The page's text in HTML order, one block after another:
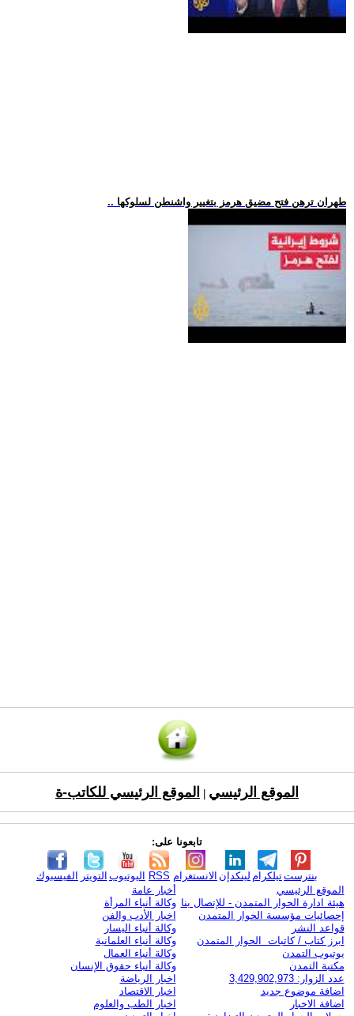
.. طهران ترهن فتح مضيق هرمز بتغيير واشنطن لسلوكها
الموقع الرئيسي الموقع الرئيسي للكاتب-ة
تابعونا على:
الفيسبوك التويتر اليوتيوب RSS الانستغرام لينكدإن تيلكرامبنترست
الموقع الرئيسي
هيئة ادارة الحوار المتمدن - للإتصال بنا
إحصائيات مؤسسة الحوار المتمدن
قواعد النشر
ابرز كتاب / كاتبات الحوار المتمدن
يوتيوب التمدن
مكتبة التمدن
عدد الزوار: 3,429,902,973
اضافة موضوع جديد
اضافة الاخبار
أخبار عامة
وكالة أنباء المرأة
اخبار الأدب والفن
وكالة أنباء اليسار
وكالة أنباء العلمانية
وكالة أنباء العمال
وكالة أنباء حقوق الإنسان
اخبار الرياضة
اخبار الاقتصاد
اخبار الطب والعلوم